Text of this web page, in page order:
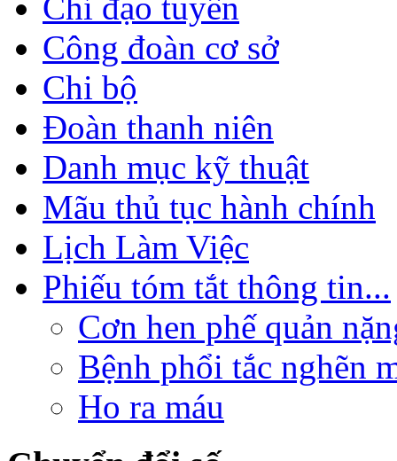
Công đoàn cơ sở
Chi bộ
Đoàn thanh niên
Danh mục kỹ thuật
Mãu thủ tục hành chính
Lịch Làm Việc
Phiếu tóm tắt thông tin...
Cơn hen phế quản
Bệnh phổi tắc nghẽn
Ho ra máu